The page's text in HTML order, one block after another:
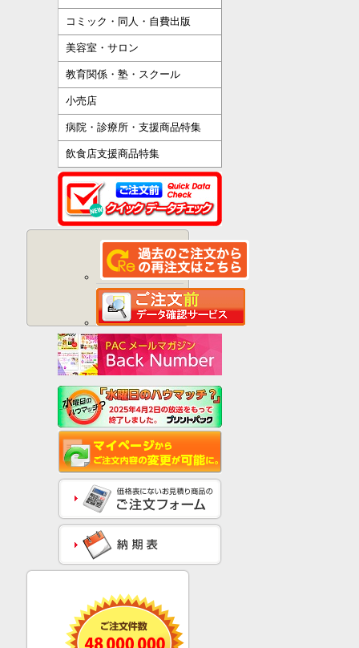
コミック・同人・自費出版
美容室・サロン
教育関係・塾・スクール
小売店
病院・診療所・支援商品特集
飲食店支援商品特集